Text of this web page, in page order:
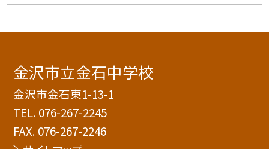
金沢市立金石中学校
金沢市金石東1-13-1
TEL. 076-267-2245
FAX. 076-267-2246